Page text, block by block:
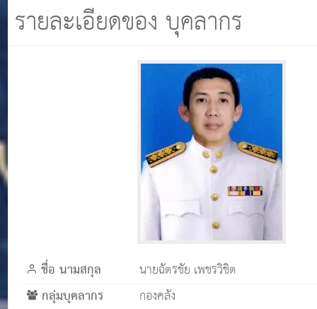
รายละเอียดของ บุคลากร
ชื่อ นามสกุล นายฉัตรชัย เพชรวิชิต
กลุ่มบุคลากร กองคลัง